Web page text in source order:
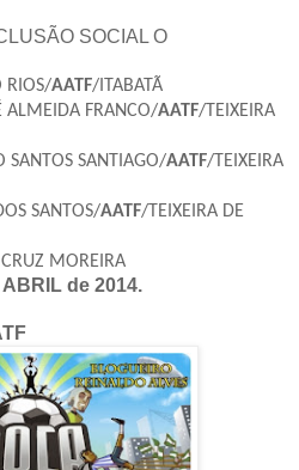
SOCIAL O
RIOS/AATF/ITABATÃ
ALMEIDA FRANCO/AATF/TEIXEIRA
SANTOS SANTIAGO/AATF/TEIXEIRA
SANTOS/AATF/TEIXEIRA DE
MOREIRA
de 2014.